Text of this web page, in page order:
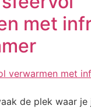
met
de plek waar